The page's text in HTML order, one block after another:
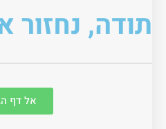
תודה, נחזור
אל דף